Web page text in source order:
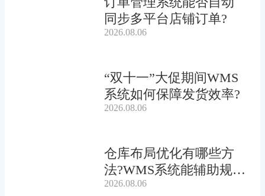
同步多平台店铺订单?
2026.08.06
“双十一”大促期间WMS
系统如何保障发货效率?
2026.08.06
仓库布局优化有哪些方
法?WMS系统能辅助规划
吗?
2026.08.06